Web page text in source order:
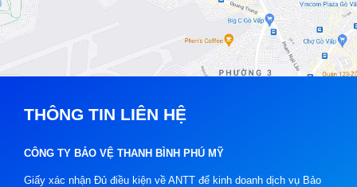
THÔNG TIN LIÊN HỆ
CÔNG TY BẢO VỆ THANH BÌNH PHÚ MỸ
Giấy xác nhận Đủ điều kiện về ANTT để kinh doanh dịch vụ Bảo